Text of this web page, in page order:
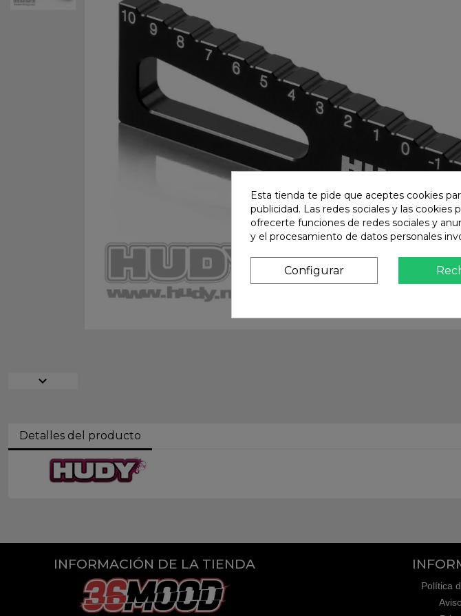
expand_more
Detalles del producto
INFORMACIÓN DE LA TIENDA
Política
Esta tienda te pide que aceptes cookies
publicidad. Las redes sociales y las cookies
ofrecerte funciones de redes sociales y
y el procesamiento de datos personales
Configurar